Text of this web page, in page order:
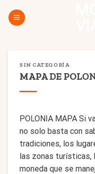
SIN CATEGORÍA
MAPA DE
POLONIA MAPA Si
no solo basta con
tradiciones, los
las zonas turísticas,
moneda que se